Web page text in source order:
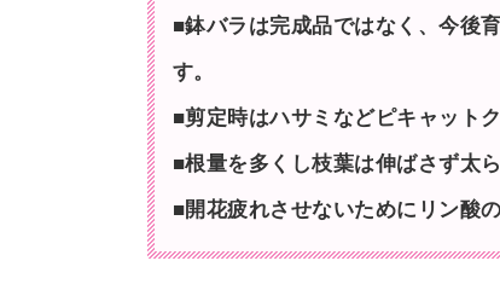
■鉢バラは完成品ではなく、今後
す。
■剪定時はハサミなどピキャット
■根量を多くし枝葉は伸ばさず太
■開花疲れさせないためにリン酸